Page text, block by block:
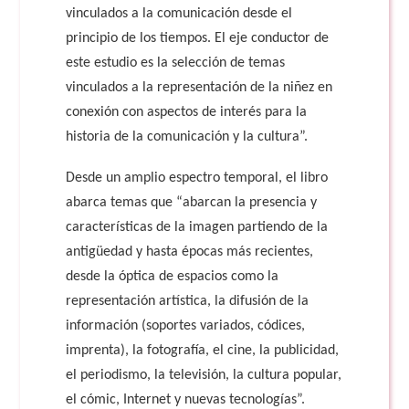
vinculados a la comunicación desde el
principio de los tiempos. El eje conductor de
este estudio es la selección de temas
vinculados a la representación de la niñez en
conexión con aspectos de interés para la
historia de la comunicación y la cultura”.
Desde un amplio espectro temporal, el libro
abarca temas que “abarcan la presencia y
características de la imagen partiendo de la
antigüedad y hasta épocas más recientes,
desde la óptica de espacios como la
representación artística, la difusión de la
información (soportes variados, códices,
imprenta), la fotografía, el cine, la publicidad,
el periodismo, la televisión, la cultura popular,
el cómic, Internet y nuevas tecnologías”.